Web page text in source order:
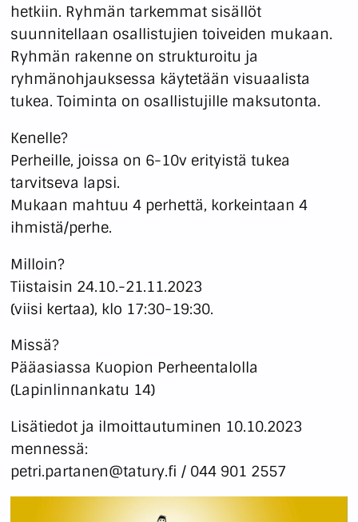
hetkiin. Ryhmän tarkemmat sisällöt
suunnitellaan osallistujien toiveiden mukaan.
Ryhmän rakenne on strukturoitu ja
ryhmänohjauksessa käytetään visuaalista
tukea. Toiminta on osallistujille maksutonta.
Kenelle?
Perheille, joissa on 6-10v erityistä tukea
tarvitseva lapsi.
Mukaan mahtuu 4 perhettä, korkeintaan 4
ihmistä/perhe.
Milloin?
Tiistaisin 24.10.-21.11.2023
(viisi kertaa), klo 17:30-19:30.
Missä?
Pääasiassa Kuopion Perheentalolla
(Lapinlinnankatu 14)
Lisätiedot ja ilmoittautuminen 10.10.2023
mennessä:
petri.partanen@tatury.fi / 044 901 2557